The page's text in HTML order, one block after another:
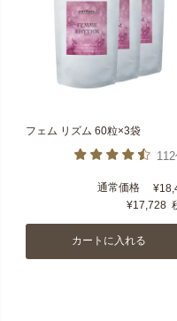
フェム リズム 60粒×3袋
通常価格 ¥
¥17,728
カートに入れる